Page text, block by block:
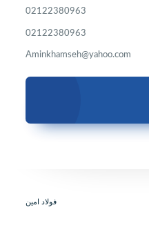
02122380963
02122380963
Aminkhamseh@yahoo.com
فولاد امین